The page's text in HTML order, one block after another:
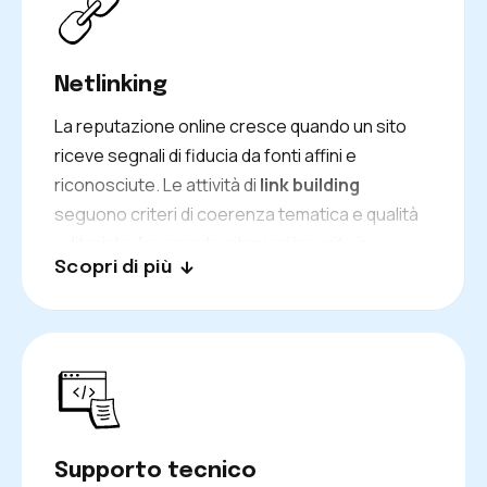
nelle SERP.
Netlinking
La reputazione online cresce quando un sito
riceve segnali di fiducia da fonti affini e
riconosciute. Le attività di link building
seguono criteri di coerenza tematica e qualità
ambienti credibili. I collegamenti sostengono le
dominio, contribuendo a una percezione più
posizionamento più solido nel tempo.
Scopri di più
Supporto tecnico